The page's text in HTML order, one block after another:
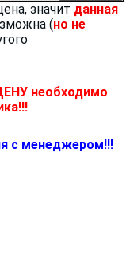
значит данная
(но не
необходимо
с менеджером!!!